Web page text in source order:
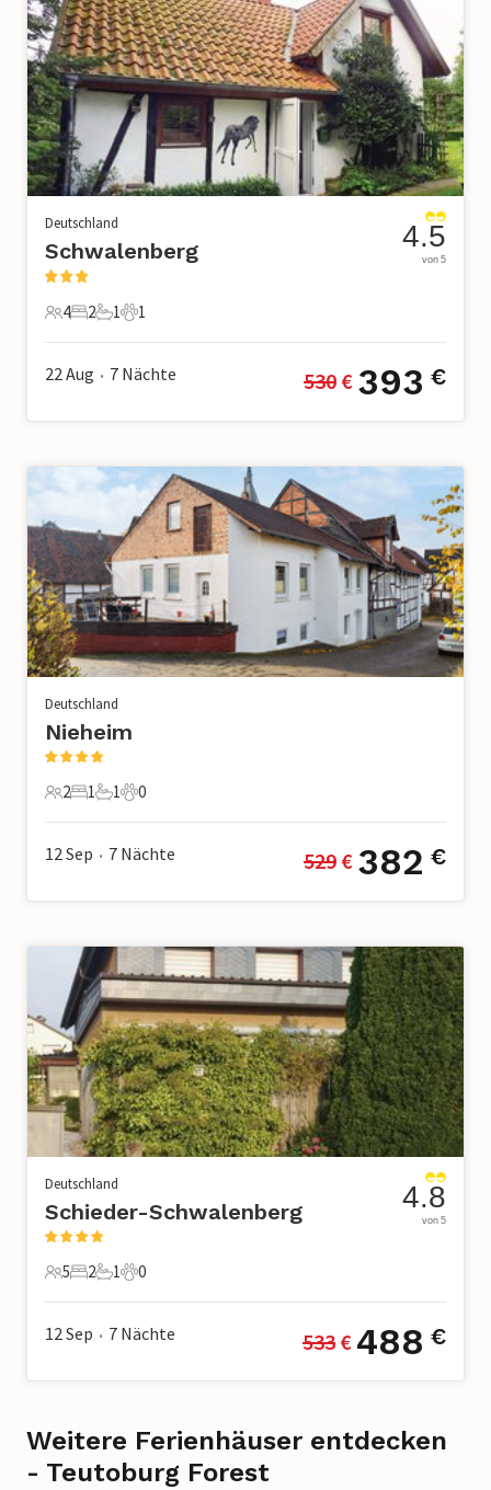
Deutschland
Schwalenberg
4 Gäste
4
2 Schlafzimmer
2
1 Badezimmer
1
1 Haustier
1
4.5
von 5
22 Aug • 7 Nächte 530 € 393 €
Deutschland
Nieheim
2 Gäste
2
1 Schlafzimmer
1
1 Badezimmer
1
0 Haustiere
0
12 Sep • 7 Nächte 529 € 382 €
Deutschland
Schieder-Schwalenberg
5 Gäste
5
2 Schlafzimmer
2
1 Badezimmer
1
0 Haustiere
0
4.8
von 5
12 Sep • 7 Nächte 533 € 488 €
Weitere Ferienhäuser entdecken
- Teutoburg Forest